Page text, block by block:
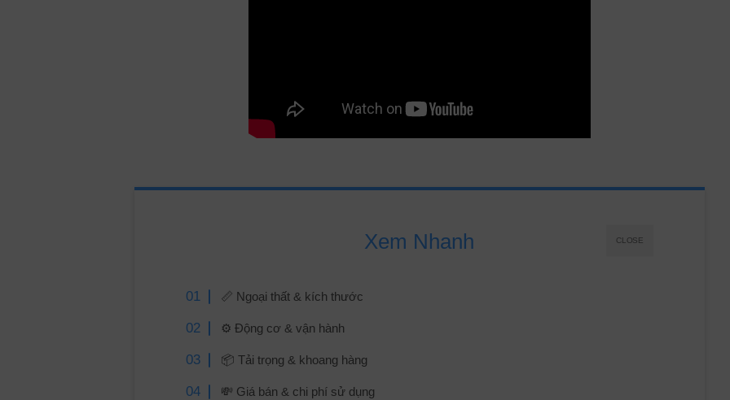
CLOSE
Xem Nhanh
📏 Ngoại thất & kích thước
⚙️ Động cơ & vận hành
📦 Tải trọng & khoang hàng
💸 Giá bán & chi phí sử dụng